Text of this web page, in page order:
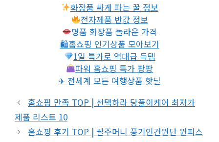
화장품 싸게 파는 꿀 정보
전자제품 반값 정보
명품 화장품 놀라운 가격
🛍홈쇼핑 인기상품 모아보기
1일 특가로 역대급 득템
파워 홈쇼핑 특가 팡팡
✈ 전세계 모든 여행상품 핫딜
홈쇼핑 만족 TOP | 선택하라 당풀이케어 최저가
제품 리스트 10
홈쇼핑 후기 TOP | 팔주머니 풍기인견원단 원피스